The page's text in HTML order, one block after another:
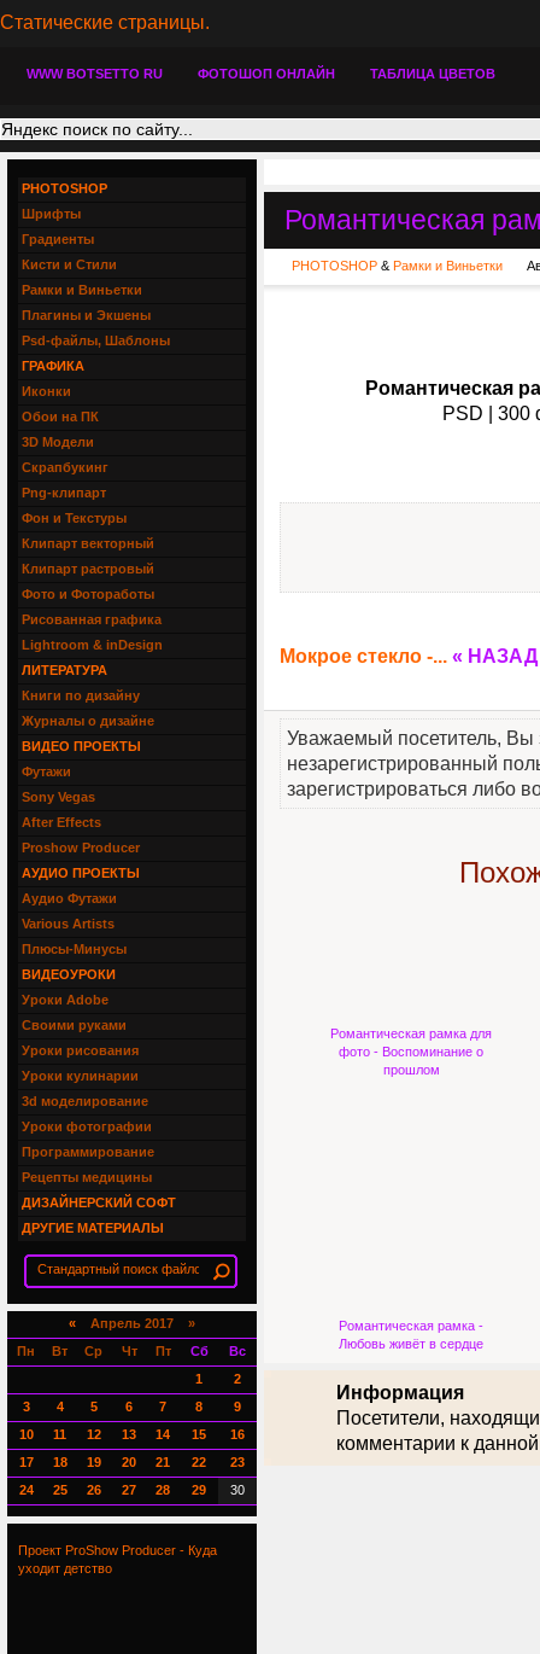
Статические страницы.
WWW BOTSETTO RU ФОТОШОП ОНЛАЙН ТАБЛИЦА ЦВЕТОВ
Романтическая
PHOTOSHOP & Рамки и Виньетки
Романтическая
PSD | 300
Мокрое стекло -... « НАЗАД
Уважаемый посетитель, Вы
незарегистрированный
зарегистрироваться либо
Романтическая рамка для
фото - Воспоминание о
прошлом
Романтическая рамка -
Любовь живёт в сердце
Информация
Посетители,
комментарии к
PHOTOSHOP
Шрифты
Градиенты
Кисти и Стили
Рамки и Виньетки
Плагины и Экшены
Psd-файлы, Шаблоны
ГРАФИКА
Иконки
Обои на ПК
3D Модели
Скрапбукинг
Png-клипарт
Фон и Текстуры
Клипарт векторный
Клипарт растровый
Фото и Фотоработы
Рисованная графика
Lightroom & inDesign
ЛИТЕРАТУРА
Книги по дизайну
Журналы о дизайне
ВИДЕО ПРОЕКТЫ
Футажи
Sony Vegas
After Effects
Proshow Producer
АУДИО ПРОЕКТЫ
Аудио Футажи
Various Artists
Плюсы-Минусы
ВИДЕОУРОКИ
Уроки Adobe
Своими руками
Уроки рисования
Уроки кулинарии
3d моделирование
Уроки фотографии
Программирование
Рецепты медицины
ДИЗАЙНЕРСКИЙ СОФТ
ДРУГИЕ МАТЕРИАЛЫ
« Апрель 2017 »
Пн
Вт Ср Чт Пт Сб
Вс
1
2
3
4 5 6 7 8
9
10
11 12 13 14 15
16
17
18 19 20 21 22
23
24
25 26 27 28 29 30
Проект ProShow Producer - Куда
уходит детство